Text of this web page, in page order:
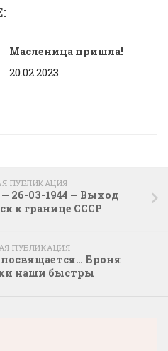
Масленица пришла!
20.02.2023
ПУБЛИКАЦИЯ
26-03-1944 — Выход
к границе СССР
ПУБЛИКАЦИЯ
Броня
наши быстры